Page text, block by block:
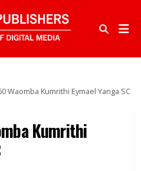
Waomba Kumrithi Eymael Yanga SC
Kumrithi